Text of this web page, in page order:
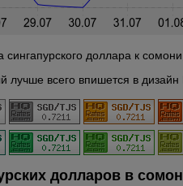
доллара к
всего впишется в дизайн
долларов в